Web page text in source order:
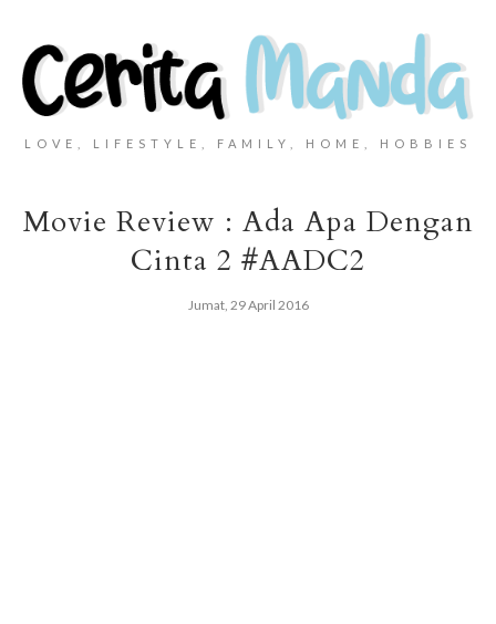
LOVE, LIFESTYLE, FAMILY, HOME, HOBBIES
Movie Review : Ada Apa Dengan
Cinta 2 #AADC2
Jumat, 29 April 2016